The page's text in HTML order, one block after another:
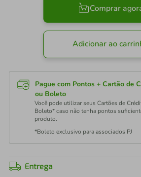
Comprar
Adicionar ao
Pague com Pontos + Cartão de
ou Boleto
Você pode utilizar seus Cartões de
Boleto* caso não tenha pontos
produto.
*Boleto exclusivo para associados PJ
Entrega